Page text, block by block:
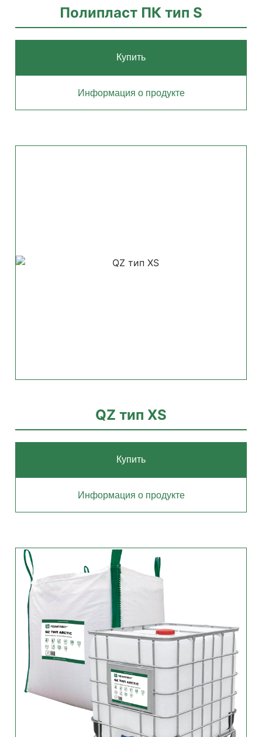
Полипласт ПК тип S
Купить
Информация о продукте
QZ тип XS
Купить
Информация о продукте